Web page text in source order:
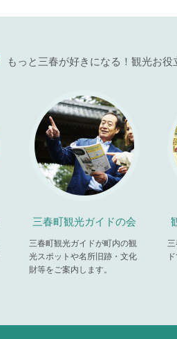
もっと三春が好きになる！観光お役
三春町観光ガイドの会
三春町観光ガイドが町内の観
光スポットや名所旧跡・文化
財等をご案内します。